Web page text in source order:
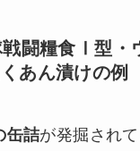
闘糧食Ⅰ型・
あん漬けの例
缶詰が発掘され